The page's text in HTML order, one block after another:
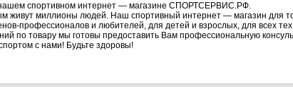
спортивном интернет — магазине СПОРТСЕРВИС.РФ.
миллионы людей. Наш спортивный интернет — магазин для
профессионалов и любителей, для детей и взрослых, для всех
по товару мы готовы предоставить Вам профессиональную
с нами! Будьте здоровы!